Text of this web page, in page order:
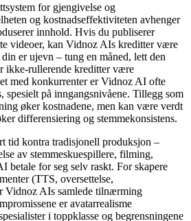
for gjengivelse og
og kostnadseffektiviteten avhenger
innhold. Hvis du publiserer
videoer, kan Vidnoz AIs kreditter være
er ujevn – tung en måned, lett den
ikke-rullerende kreditter være
med konkurrenter er Vidnoz AI ofte
spesielt på inngangsnivåene. Tillegg som
øker kostnadene, men kan være verdt
differensiering og stemmekonsistens.
tid kontra tradisjonell produksjon –
av stemmeskuespillere, filming,
betale for seg selv raskt. For skapere
(TTS, oversettelse,
Vidnoz AIs samlede tilnærming
er avatarrealisme
i toppklasse og begrensningene